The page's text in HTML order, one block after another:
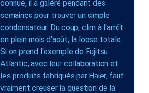
connue, il a galéré pendant des
semaines pour trouver un simple
condensateur. Du coup, clim à l'arrêt
en plein mois d'août, la loose totale.
Si on prend l'exemple de Fujitsu
Atlantic, avec leur collaboration et
les produits fabriqués par Haier, faut
vraiment creuser la question de la